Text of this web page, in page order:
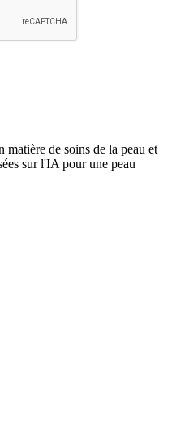
matière de soins de la peau et
sur l'IA pour une peau